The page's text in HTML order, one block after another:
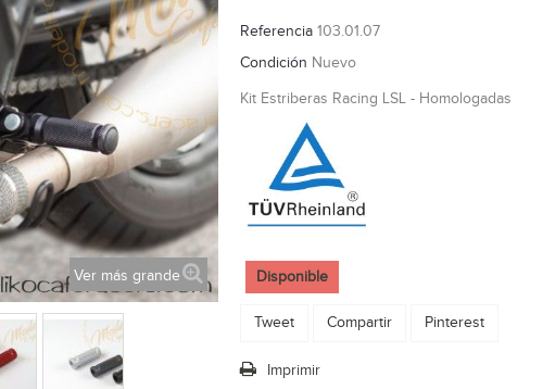
Ver más grande
Referencia 103.01.07
Condición Nuevo
Kit Estriberas Racing LSL - Homologadas
Disponible
Tweet Compartir Pinterest
Imprimir